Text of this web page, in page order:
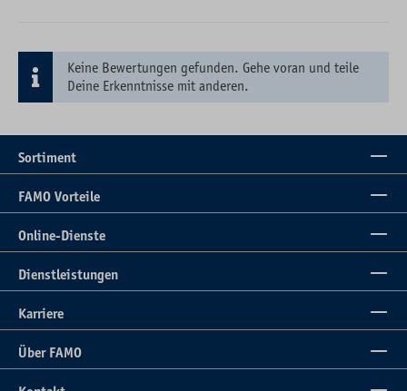
Keine Bewertungen gefunden. Gehe voran und teile
Deine Erkenntnisse mit anderen.
Sortiment
FAMO Vorteile
Online-Dienste
Dienstleistungen
Karriere
Über FAMO